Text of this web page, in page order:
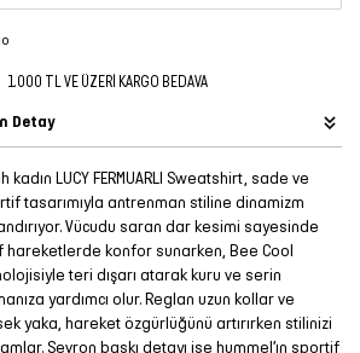
1.000 TL VE ÜZERİ KARGO BEDAVA
Detay
kadın LUCY FERMUARLI Sweatshirt, sade ve
tasarımıyla antrenman stiline dinamizm
Vücudu saran dar kesimi sayesinde
hareketlerde konfor sunarken, Bee Cool
teri dışarı atarak kuru ve serin
yardımcı olur. Reglan uzun kollar ve
yaka, hareket özgürlüğünü artırırken stilinizi
Şevron baskı detayı ise hummel’ın sportif